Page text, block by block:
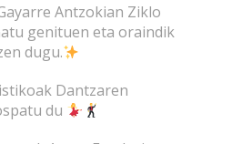
Antzokian Ziklo
genituen eta oraindik
dugu.
Dantzaren
du